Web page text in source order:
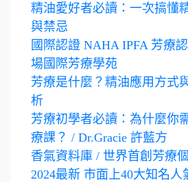
精油愛好者必讀：一次搞懂
與禁忌
國際認證 NAHA IPFA 芳療
場國際芳療學苑
芳療是什麼？精油應用方式
析
芳療初學者必讀：為什麼你
療課？ / Dr.Gracie 許藍方
香氣資料庫 / 世界首創芳療
2024最新 市面上40大知名人